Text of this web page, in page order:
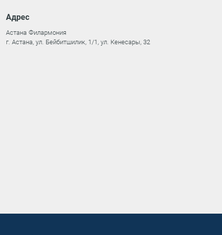
Адрес
Астана Филармония
г. Астана, ул. Бейбитшилик, 1/1, ул. Кенесары, 32